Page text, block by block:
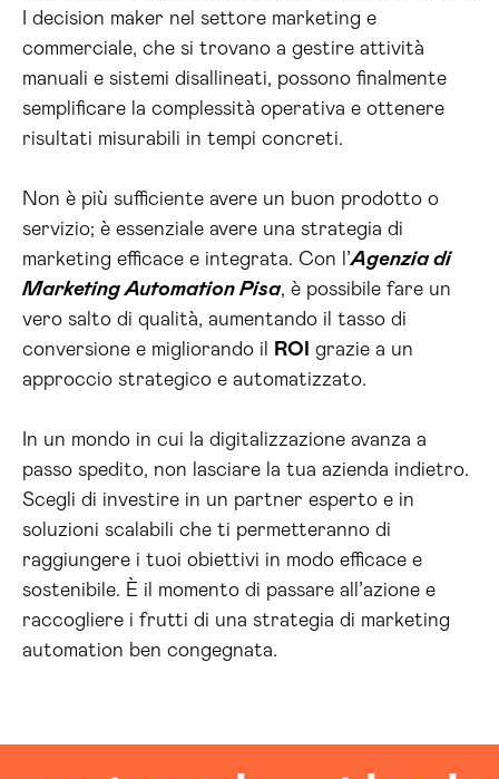
I decision maker nel settore marketing e
commerciale, che si trovano a gestire attività
manuali e sistemi disallineati, possono finalmente
semplificare la complessità operativa e ottenere
risultati misurabili in tempi concreti.
Non è più sufficiente avere un buon prodotto o
servizio; è essenziale avere una strategia di
marketing efficace e integrata. Con l’Agenzia di
Marketing Automation Pisa, è possibile fare un
vero salto di qualità, aumentando il tasso di
conversione e migliorando il
ROI
grazie a un
approccio strategico e automatizzato.
In un mondo in cui la digitalizzazione avanza a
passo spedito, non lasciare la tua azienda indietro.
Scegli di investire in un partner esperto e in
soluzioni scalabili che ti permetteranno di
raggiungere i tuoi obiettivi in modo efficace e
sostenibile. È il momento di passare all’azione e
raccogliere i frutti di una strategia di marketing
automation ben congegnata.